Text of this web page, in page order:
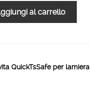
al carrello
QuickTsSafe per lamiera